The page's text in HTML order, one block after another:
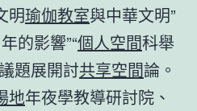
明瑜伽教室與中華文明”
的影響”“個人空間科舉
題展開討共享空間論。
地年夜學教導研討院、